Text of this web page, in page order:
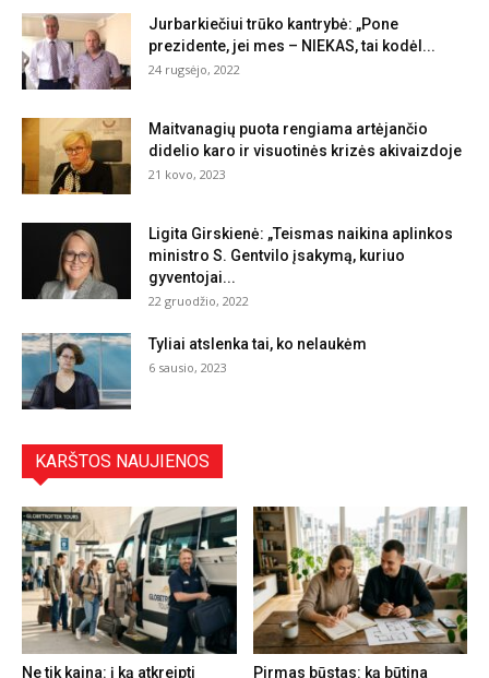
Jurbarkiečiui trūko kantrybė: „Pone
prezidente, jei mes – NIEKAS, tai kodėl...
24 rugsėjo, 2022
Maitvanagių puota rengiama artėjančio
didelio karo ir visuotinės krizės akivaizdoje
21 kovo, 2023
Ligita Girskienė: „Teismas naikina aplinkos
ministro S. Gentvilo įsakymą, kuriuo
gyventojai...
22 gruodžio, 2022
Tyliai atslenka tai, ko nelaukėm
6 sausio, 2023
KARŠTOS NAUJIENOS
Ne tik kaina: į ką atkreipti
Pirmas būstas: ką būtina